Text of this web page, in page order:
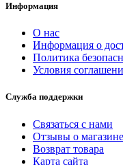
Информация
О нас
Информация о
Политика
Условия
Служба поддержки
Связаться с нами
Отзывы о магазине
Возврат товара
Карта сайта